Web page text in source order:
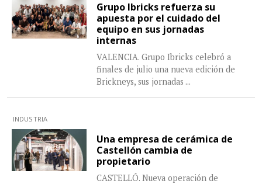
Grupo Ibricks refuerza su
apuesta por el cuidado del
equipo en sus jornadas
internas
VALENCIA. Grupo Ibricks celebró a
finales de julio una nueva edición de
Brickneys, sus jornadas ...
INDUSTRIA
Una empresa de cerámica de
Castellón cambia de
propietario
CASTELLÓ. Nueva operación de